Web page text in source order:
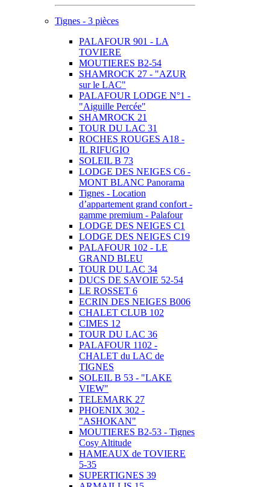
Tignes - 3 pièces
PALAFOUR 901 - LA
TOVIERE
MOUTIERES B2-54
SHAMROCK 27 - "AZUR
sur le LAC"
PALAFOUR LODGE N°1 -
"Aiguille Percée"
SHAMROCK 21
TOUR DU LAC 31
ROCHES ROUGES A18 -
IL RIFUGIO
SOLEIL B 73
LODGE DES NEIGES C6 -
MONT BLANC Panorama
Tignes - Location
d’appartement grand confort -
gamme premium - Palafour
LODGE DES NEIGES C1
LODGE DES NEIGES C19
PALAFOUR 102 - LE
GRAND BLEU
TOUR DU LAC 34
DUCS DE SAVOIE 52-54
LE ROSSET 6
ECRIN DES NEIGES B006
CHALET CLUB 102
CIMES 12
TOUR DU LAC 36
PALAFOUR 1102 -
CHALET du LAC de
TIGNES
SOLEIL B 53 - "LAKE
VIEW"
TELEMARK 27
PHOENIX 302 -
"ASHOKAN"
MOUTIERES B2-53 - Tignes
Cosy Altitude
HAMEAUX de TOVIERE
5-35
SUPERTIGNES 39